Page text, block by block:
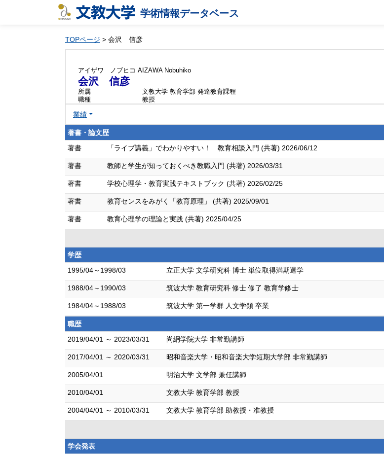
学術情報データベース
TOPページ > 会沢 信彦
アイザワ ノブヒコ AIZAWA Nobuhiko
会沢 信彦
所属
文教大学 教育学部 発達教育課程
職種
教授
業績
著書・論文歴
著書
「ライブ講義」でわかりやすい！ 教育相談入門 (共著) 2026/06/12
著書 教師と学生が知っておくべき教職入門 (共著) 2026/03/31
著書 学校心理学・教育実践テキストブック (共著) 2026/02/25
著書 教育センスをみがく「教育原理」 (共著) 2025/09/01
著書 教育心理学の理論と実践 (共著) 2025/04/25
学歴
1995/04～1998/03
立正大学 文学研究科 博士 単位取得満期退学
1988/04～1990/03 筑波大学 教育研究科 修士 修了 教育学修士
1984/04～1988/03 筑波大学 第一学群 人文学類 卒業
職歴
2019/04/01 ～ 2023/03/31
尚絅学院大学 非常勤講師
2017/04/01 ～ 2020/03/31 昭和音楽大学・昭和音楽大学短期大学部 非常勤講師
2005/04/01 明治大学 文学部 兼任講師
2010/04/01 文教大学 教育学部 教授
2004/04/01 ～ 2010/03/31 文教大学 教育学部 助教授・准教授
学会発表